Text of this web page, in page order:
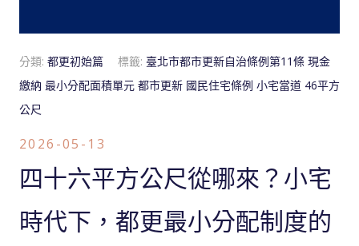
分類: 都更初始篇 標籤: 臺北市都市更新自治條例第11條 現金
繳納 最小分配面積單元 都市更新 國民住宅條例 小宅當道 46平方
公尺
2026-05-13
四十六平方公尺從哪來？小宅
時代下，都更最小分配制度的